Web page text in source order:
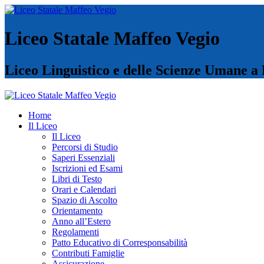
Liceo Statale Maffeo Vegio
Liceo Linguistico e delle Scienze Umane a
Home
Il Liceo
Il Liceo
Percorsi di Studio
Saperi Essenziali
Iscrizioni ed Esami
Libri di Testo
Orari e Calendari
Spazio di Ascolto
Orientamento
Anno all’Estero
Regolamenti
Patto Educativo di Corresponsabilità
Contributi Famiglie